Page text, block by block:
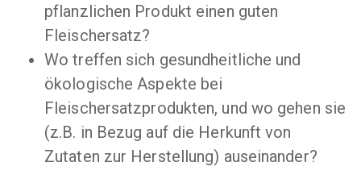
pflanzlichen Produkt einen guten
Fleischersatz?
Wo treffen sich gesundheitliche und
ökologische Aspekte bei
Fleischersatzprodukten, und wo gehen sie
(z.B. in Bezug auf die Herkunft von
Zutaten zur Herstellung) auseinander?